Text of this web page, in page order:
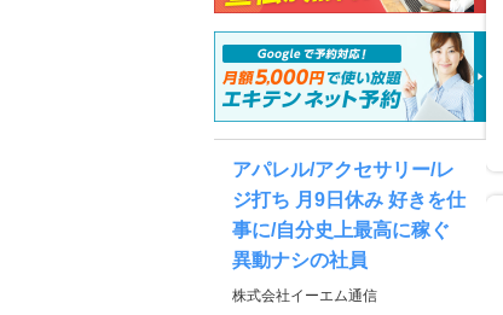
アパレル/アクセサリー/レ
ジ打ち 月9日休み 好きを仕
事に/自分史上最高に稼ぐ
異動ナシの社員
株式会社イーエム通信